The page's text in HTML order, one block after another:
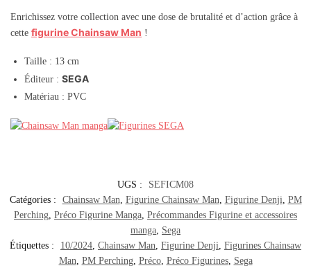
Enrichissez votre collection avec une dose de brutalité et d’action grâce à
cette figurine Chainsaw Man !
Taille : 13 cm
Éditeur : SEGA
Matériau : PVC
UGS :
SEFICM08
Catégories :
Chainsaw Man Figurine Chainsaw Man Figurine Denji PM
Perching Préco Figurine Manga Précommandes Figurine et accessoires
manga Sega
Étiquettes :
10/2024 Chainsaw Man Figurine Denji Figurines Chainsaw
Man PM Perching, Préco, Préco Figurines, Sega